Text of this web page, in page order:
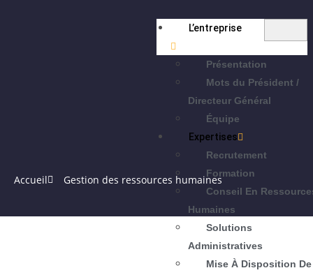
L’entreprise
Présentation
Mots du Président /
Directeur Général
Équipe
Expertises
Recrutement
Formation
Conseil En
Humaines
Solutions
Administratives
Mise À Disposition De
Accueil Gestion des ressources humaines